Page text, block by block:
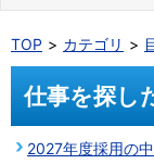
TOP カテゴリ
仕事を探し
2027年度採用の